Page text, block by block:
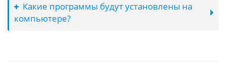
Какие программы будут установлены на
компьютере?